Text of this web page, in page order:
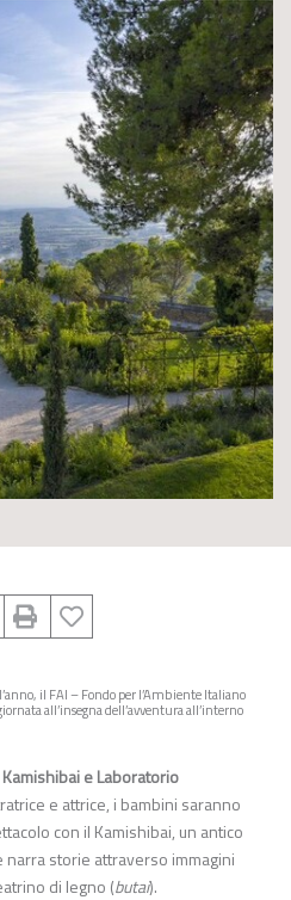
il FAI – Fondo per l’Ambiente Italiano
all’insegna dell’avventura all’interno
e Laboratorio
e attrice, i bambini saranno
con il Kamishibai, un antico
storie attraverso immagini
di legno (butai).